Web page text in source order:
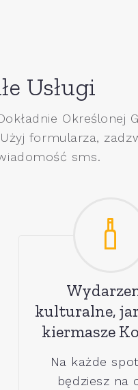
Usługi
Określonej
formularza,
sms.
kulturalne,
kiermasze
Na każde
będziesz na